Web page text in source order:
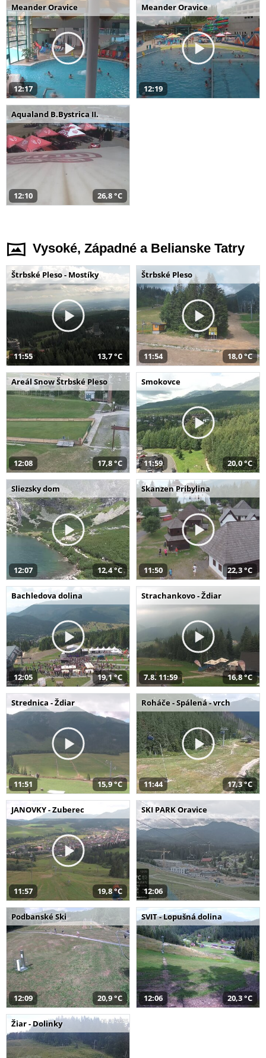
Meander Oravice
12:17
Meander Oravice
12:19
Aqualand B.Bystrica II.
12:10 26,8 °C
Vysoké, Západné a Belianske Tatry
Štrbské Pleso - Mostíky
11:55 13,7 °C
Štrbské Pleso
11:54 18,0 °C
Areál Snow Štrbské Pleso
12:08 17,8 °C
Smokovce
11:59 20,0 °C
Sliezsky dom
12:07 12,4 °C
Skanzen Pribylina
11:50 22,3 °C
Bachledova dolina
12:05 19,1 °C
Strachankovo - Ždiar
7.8. 11:59 16,8 °C
Strednica - Ždiar
11:51 15,9 °C
Roháče - Spálená - vrch
11:44 17,3 °C
JANOVKY - Zuberec
11:57 19,8 °C
SKI PARK Oravice
12:06
Podbanské Ski
12:09 20,9 °C
SVIT - Lopušná dolina
12:06 20,3 °C
Žiar - Dolinky